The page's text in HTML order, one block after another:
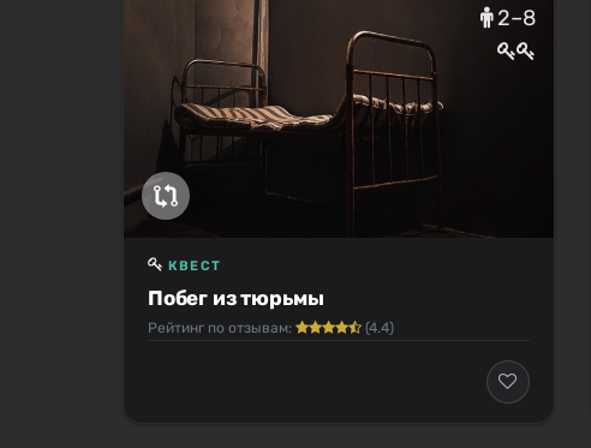
2–8
Побег из тюрьмы
КВЕСТ
Рейтинг по отзывам: (4.4)